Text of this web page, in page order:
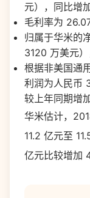
元），同比增
毛利率为
归属于华米的
3120 万美元
根据非美国通
利润为人民币
较上年同期增
华米估计，
11.2 亿元至
亿元比较增加